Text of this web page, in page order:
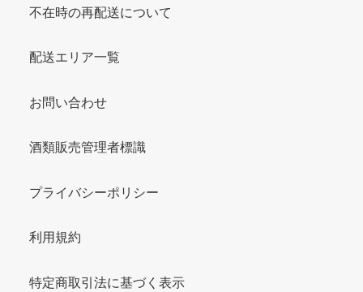
不在時の再配送について
配送エリア一覧
お問い合わせ
酒類販売管理者標識
プライバシーポリシー
利用規約
特定商取引法に基づく表示